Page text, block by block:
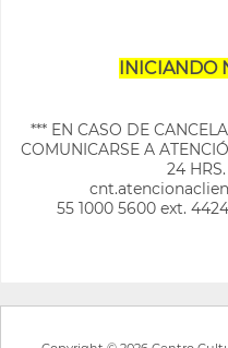
INICIANDO
*** EN CASO DE
COMUNICARSE A
24
55 1000 5600 ext.